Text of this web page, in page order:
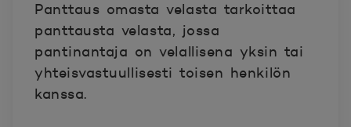
Panttaus omasta velasta tarkoittaa
panttausta velasta, jossa
pantinantaja on velallisena yksin tai
yhteisvastuullisesti toisen henkilön
kanssa.